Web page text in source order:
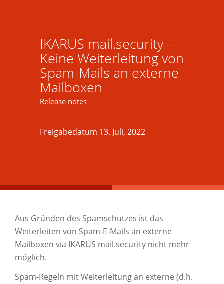
IKARUS mail.security –
Keine Weiterleitung von
Spam-Mails an externe
Mailboxen
Release notes
Freigabedatum 13. Juli, 2022
Aus Gründen des Spamschutzes ist das
Weiterleiten von Spam-E-Mails an externe
Mailboxen via IKARUS mail.security nicht mehr
möglich.
Spam-Regeln mit Weiterleitung an externe (d.h.